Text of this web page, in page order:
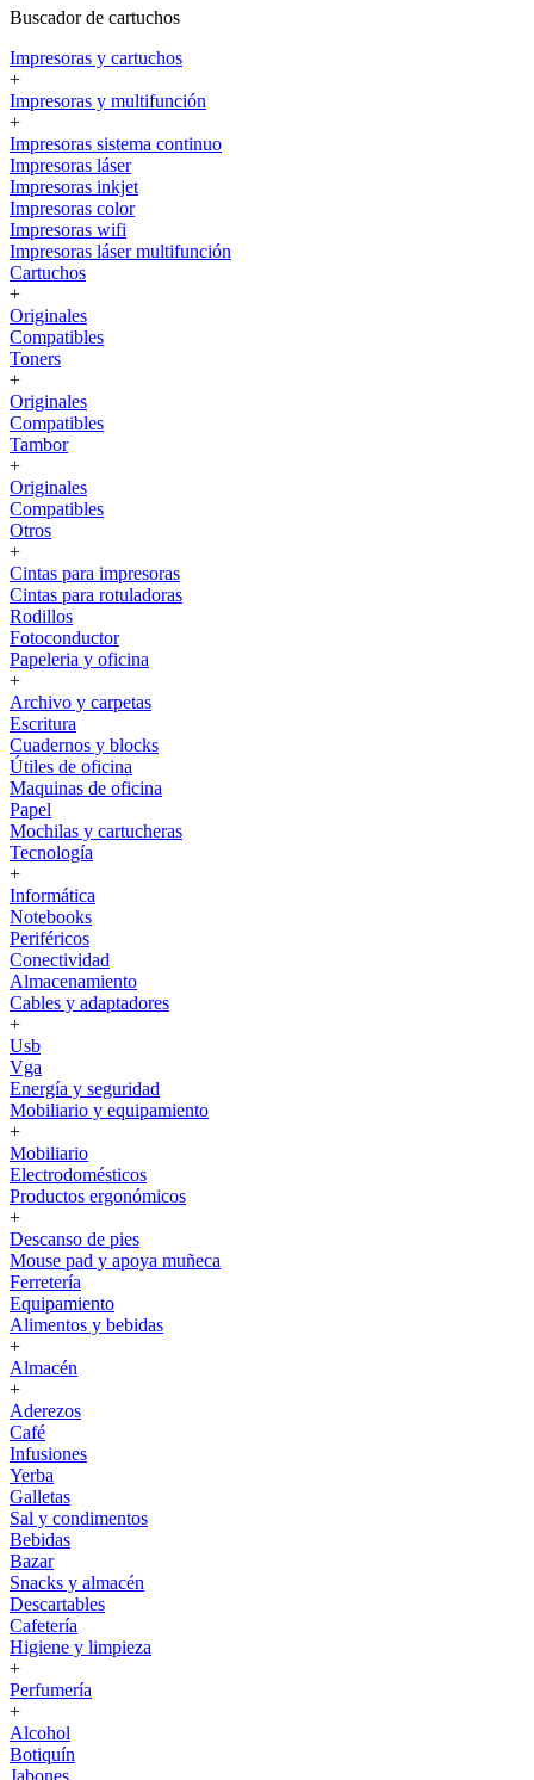
Buscador de cartuchos
Impresoras y cartuchos
+
Impresoras y multifunción
+
Impresoras sistema continuo
Impresoras láser
Impresoras inkjet
Impresoras color
Impresoras wifi
Impresoras láser multifunción
Cartuchos
+
Originales
Compatibles
Toners
+
Originales
Compatibles
Tambor
+
Originales
Compatibles
Otros
+
Cintas para impresoras
Cintas para rotuladoras
Rodillos
Fotoconductor
Papeleria y oficina
+
Archivo y carpetas
Escritura
Cuadernos y blocks
Útiles de oficina
Maquinas de oficina
Papel
Mochilas y cartucheras
Tecnología
+
Informática
Notebooks
Periféricos
Conectividad
Almacenamiento
Cables y adaptadores
+
Usb
Vga
Energía y seguridad
Mobiliario y equipamiento
+
Mobiliario
Electrodomésticos
Productos ergonómicos
+
Descanso de pies
Mouse pad y apoya muñeca
Ferretería
Equipamiento
Alimentos y bebidas
+
Almacén
+
Aderezos
Café
Infusiones
Yerba
Galletas
Sal y condimentos
Bebidas
Bazar
Snacks y almacén
Descartables
Cafetería
Higiene y limpieza
+
Perfumería
+
Alcohol
Botiquín
Jabones